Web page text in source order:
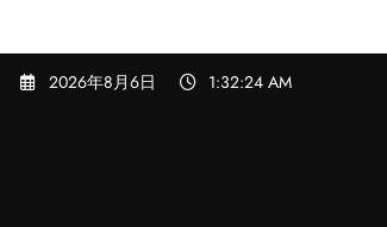
2026年8月6日 1:32:25 AM